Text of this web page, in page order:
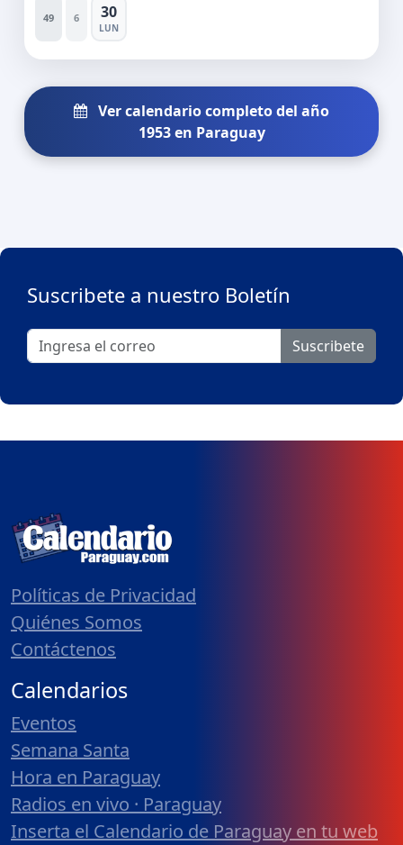
49 6 30
LUN
Ver calendario completo del año
1953 en Paraguay
Suscribete a nuestro Boletín
Suscribete
Políticas de Privacidad
Quiénes Somos
Contáctenos
Calendarios
Eventos
Semana Santa
Hora en Paraguay
Radios en vivo · Paraguay
Inserta el Calendario de Paraguay en tu web